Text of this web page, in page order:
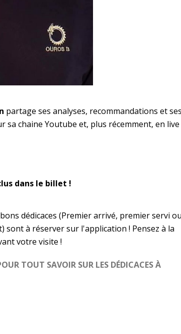
partage ses analyses, recommandations et ses
sa chaine Youtube et, plus récemment, en live
dans le billet !
dédicaces (Premier arrivé, premier servi ou
sont à réserver sur l'application ! Pensez à la
votre visite !
TOUT SAVOIR SUR LES DÉDICACES À